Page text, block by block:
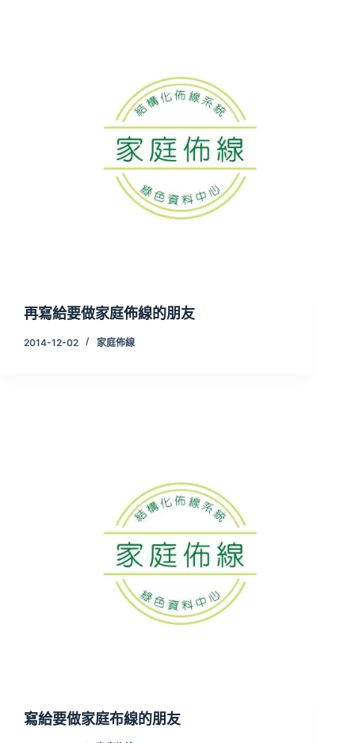
再寫給要做家庭佈線的朋友
2014-12-02 家庭佈線
寫給要做家庭布線的朋友